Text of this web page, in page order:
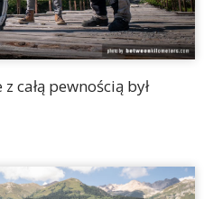
całą pewnością był